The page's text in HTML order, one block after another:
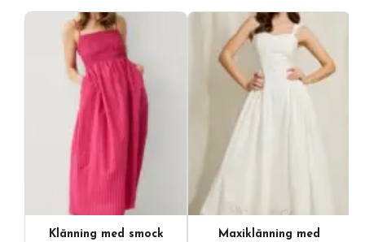
Klänning med smock
Maxiklänning med